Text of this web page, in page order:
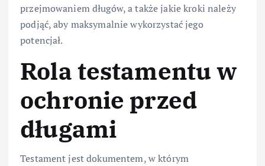
przejmowaniem długów, a także jakie kroki należy
podjąć, aby maksymalnie wykorzystać jego
potencjał.
Rola testamentu w
ochronie przed
długami
Testament jest dokumentem, w którym